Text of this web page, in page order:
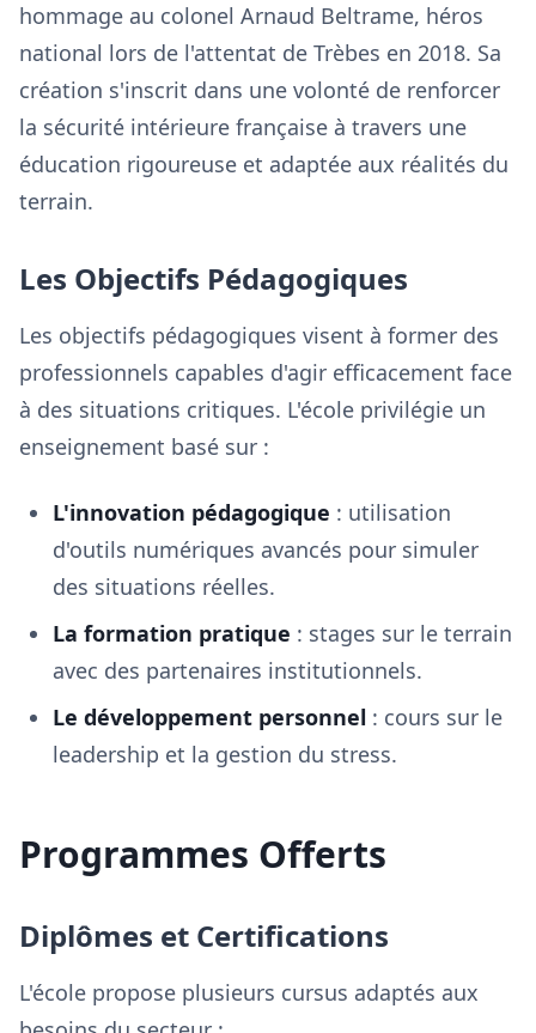
hommage au colonel Arnaud Beltrame, héros
national lors de l'attentat de Trèbes en 2018. Sa
création s'inscrit dans une volonté de renforcer
la sécurité intérieure française à travers une
éducation rigoureuse et adaptée aux réalités du
terrain.
Les Objectifs Pédagogiques
Les objectifs pédagogiques visent à former des
professionnels capables d'agir efficacement face
à des situations critiques. L'école privilégie un
enseignement basé sur :
L'innovation pédagogique : utilisation
d'outils numériques avancés pour simuler
des situations réelles.
La formation pratique : stages sur le terrain
avec des partenaires institutionnels.
Le développement personnel : cours sur le
leadership et la gestion du stress.
Programmes Offerts
Diplômes et Certifications
L'école propose plusieurs cursus adaptés aux